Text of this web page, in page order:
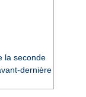
la seconde
dernière